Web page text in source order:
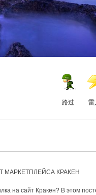
路过 雷
МАРКЕТПЛЕЙСА КРАКЕН
на сайт Кракен? В этом